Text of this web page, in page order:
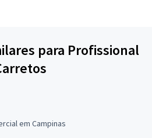
para Profissional
em Campinas